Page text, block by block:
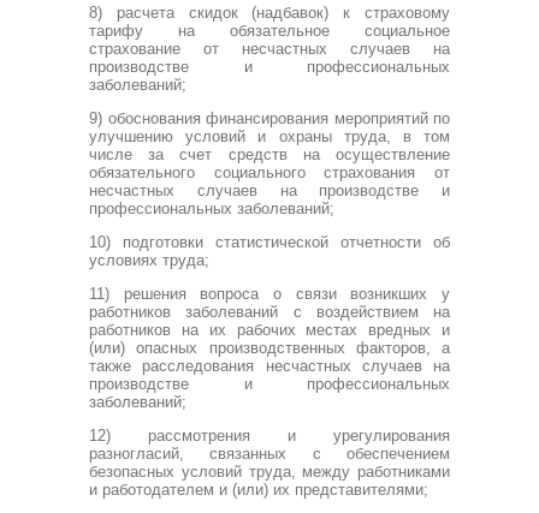
8) расчета скидок (надбавок) к страховому
тарифу на обязательное социальное
страхование от несчастных случаев на
производстве и профессиональных
заболеваний;
9) обоснования финансирования мероприятий по
улучшению условий и охраны труда, в том
числе за счет средств на осуществление
обязательного социального страхования от
несчастных случаев на производстве и
профессиональных заболеваний;
10) подготовки статистической отчетности об
условиях труда;
11) решения вопроса о связи возникших у
работников заболеваний с воздействием на
работников на их рабочих местах вредных и
(или) опасных производственных факторов, а
также расследования несчастных случаев на
производстве и профессиональных
заболеваний;
12) рассмотрения и урегулирования
разногласий, связанных с обеспечением
безопасных условий труда, между работниками
и работодателем и (или) их представителями;